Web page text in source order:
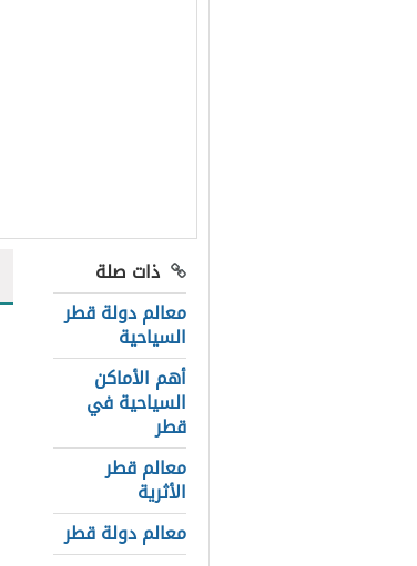
ذات صلة
معالم دولة قطر
السياحية
أهم الأماكن
السياحية في
قطر
معالم قطر
الأثرية
معالم دولة قطر